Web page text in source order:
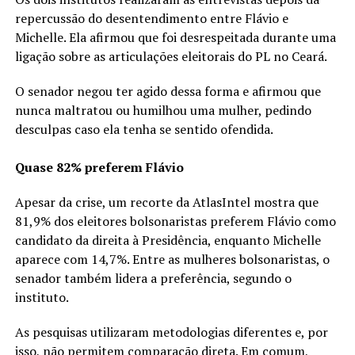
repercussão do desentendimento entre Flávio e
Michelle. Ela afirmou que foi desrespeitada durante uma
ligação sobre as articulações eleitorais do PL no Ceará.
O senador negou ter agido dessa forma e afirmou que
nunca maltratou ou humilhou uma mulher, pedindo
desculpas caso ela tenha se sentido ofendida.
Quase 82% preferem Flávio
Apesar da crise, um recorte da AtlasIntel mostra que
81,9% dos eleitores bolsonaristas preferem Flávio como
candidato da direita à Presidência, enquanto Michelle
aparece com 14,7%. Entre as mulheres bolsonaristas, o
senador também lidera a preferência, segundo o
instituto.
As pesquisas utilizaram metodologias diferentes e, por
isso, não permitem comparação direta. Em comum,